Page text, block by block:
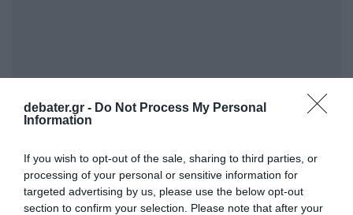
debater.gr - Do Not Process My Personal
Information
If you wish to opt-out of the sale, sharing to third parties, or
processing of your personal or sensitive information for
targeted advertising by us, please use the below opt-out
section to confirm your selection. Please note that after your
ΣΧΟΛΙΑ